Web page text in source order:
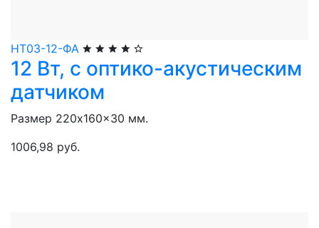
НТ03-12-ФА
12 Вт, с оптико-акустическим
датчиком
Размер 220x160x30 мм.
1006,98 руб.